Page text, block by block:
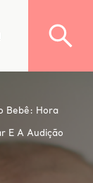
Bebê: Hora
E A Audição